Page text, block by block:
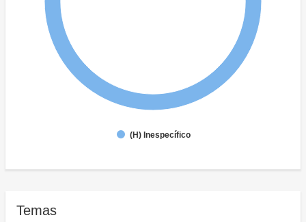
(H) Inespecífico
Temas